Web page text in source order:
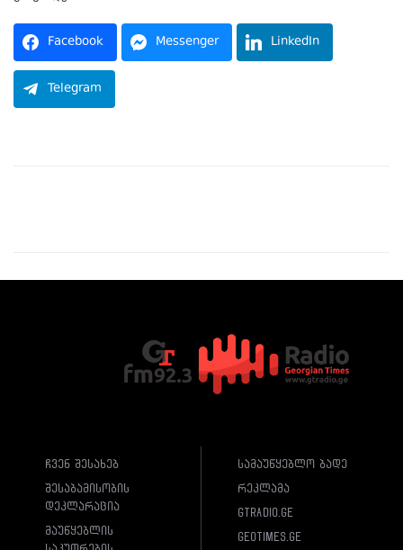
Facebook Messenger LinkedIn
Telegram
ჩვენ შესახებ
შესაბამისობის
დეკლარაცია
მაუწყებლის
სამაუწყებლო ბადე
რეკლამა
gtradio.ge
geotimes.ge